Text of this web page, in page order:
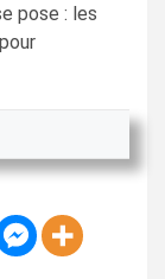
pose : les